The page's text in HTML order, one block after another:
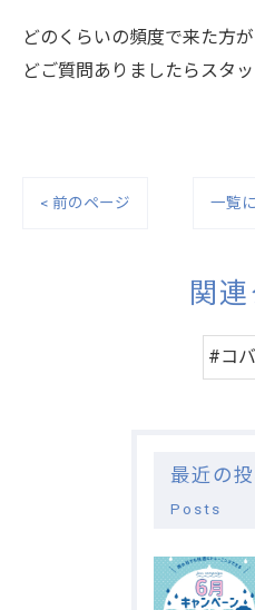
どのくらいの頻度で来た方
どご質問ありましたらスタ
< 前のページ 一覧
関
#コ
最近の
Posts